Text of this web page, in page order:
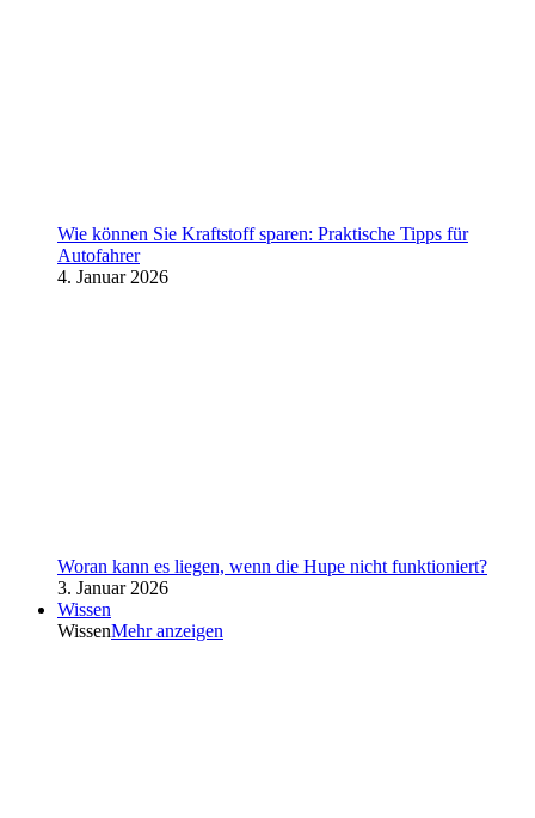
Wie können Sie Kraftstoff sparen: Praktische Tipps für
Autofahrer
4. Januar 2026
Woran kann es liegen, wenn die Hupe nicht funktioniert?
3. Januar 2026
Wissen
WissenMehr anzeigen